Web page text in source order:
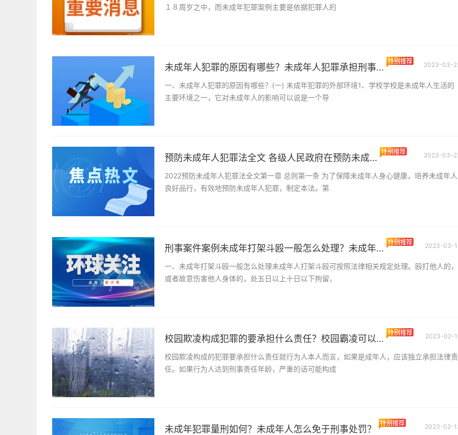
１８周岁之中，而未成年犯罪案例主要是依据犯罪人的
未成年人犯罪的原因有哪些？未成年人犯罪承担刑事... 2023-03-
一、未成年人犯罪的原因有哪些？(一) 未成年犯罪的外部环境1、学校学校是未成年人生活的
主要环境之一，它对未成年人的影响可以说是一个导
预防未成年人犯罪法全文 各级人民政府在预防未成... 2023-03-
2022预防未成年人犯罪法全文第一章 总则第一条 为了保障未成年人身心健康，培养未成年人
良好品行，有效地预防未成年人犯罪，制定本法。第
刑事案件案例未成年打架斗殴一般怎么处理？未成年... 2023-03-
一、未成年打架斗殴一般怎么处理未成年人打架斗殴可按照法律相关规定处理。殴打他人的，
或者故意伤害他人身体的，处五日以上十日以下拘留，
校园欺凌构成犯罪的要承担什么责任？校园霸凌可以... 2023-02-
校园欺凌构成的犯罪要承担什么责任就行为人本人而言，如果是成年人，应该独立承担法律责
任。如果行为人达到刑事责任年龄，严重的话可能构成
未成年犯罪量刑如何？未成年人怎么免于刑事处罚？ 2023-02-